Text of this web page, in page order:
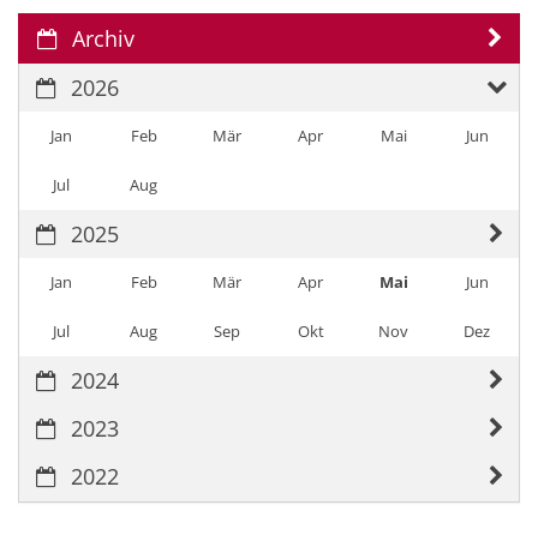
Archiv
2026
Jan Feb Mär Apr Mai Jun
Jul Aug
2025
Jan Feb Mär Apr Mai Jun
Jul Aug Sep Okt Nov Dez
2024
2023
2022